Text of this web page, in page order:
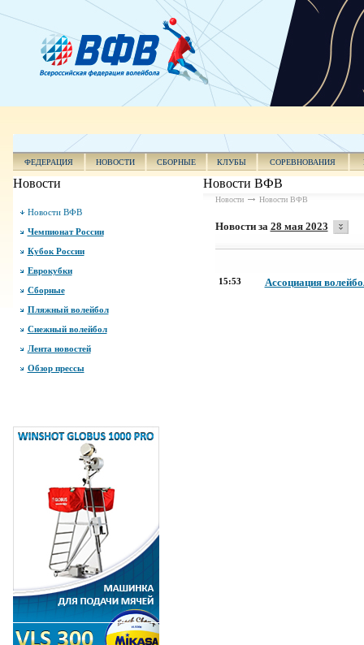
ФЕДЕРАЦИЯ НОВОСТИ СБОРНЫЕ КЛУБЫ СОРЕВНОВАНИЯ
Новости
Новости ВФВ
Чемпионат России
Кубок России
Еврокубки
Сборные
Пляжный волейбол
Снежный волейбол
Лента новостей
Обзор прессы
Новости ВФВ
Новости Новости ВФВ
Новости за 28 мая 2023
15:53 Ассоциация